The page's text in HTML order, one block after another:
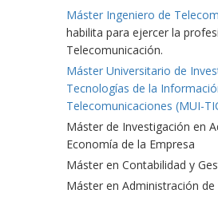
Máster Ingeniero de
habilita para ejercer la
Telecomunicación.
Máster Universitario de
Tecnologías de la
Telecomunicaciones (MUI-
Máster de Investigación en
Economía de la Empresa
Máster en Contabilidad y
Máster en Administración de